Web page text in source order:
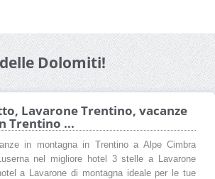
Dolomiti!
Lavarone Trentino, vacanze
Trentino ...
in montagna in Trentino a Alpe Cimbra
nel migliore hotel 3 stelle a Lavarone
a Lavarone di montagna ideale per le tue